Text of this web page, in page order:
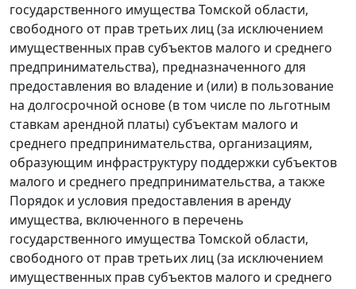
государственного имущества Томской области,
свободного от прав третьих лиц (за исключением
имущественных прав субъектов малого и среднего
предпринимательства), предназначенного для
предоставления во владение и (или) в пользование
на долгосрочной основе (в том числе по льготным
ставкам арендной платы) субъектам малого и
среднего предпринимательства, организациям,
образующим инфраструктуру поддержки субъектов
малого и среднего предпринимательства, а также
Порядок и условия предоставления в аренду
имущества, включенного в перечень
государственного имущества Томской области,
свободного от прав третьих лиц (за исключением
имущественных прав субъектов малого и среднего